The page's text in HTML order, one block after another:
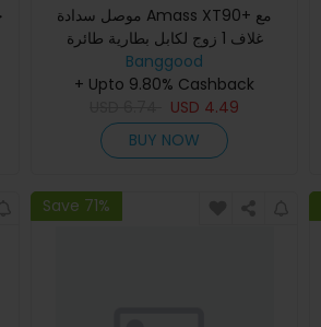
موصل سدادة Amass XT90+ مع
غلاف 1 زوج لكابل بطارية طائرة
الدرون RC والسيارة
Banggood
+ Upto 9.80% Cashback
USD 4.49
BUY NOW
Save 71%